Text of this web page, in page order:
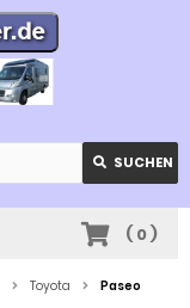
SUCHEN
( 0)
Toyota Paseo